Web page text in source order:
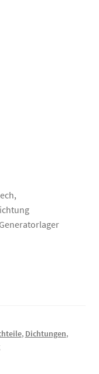
, Dichtungen,